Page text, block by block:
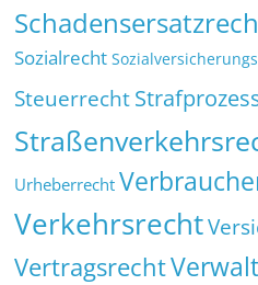
Sozialrecht
Steuerrecht
Urheberrecht
Verkehrsrecht
Vertragsrecht